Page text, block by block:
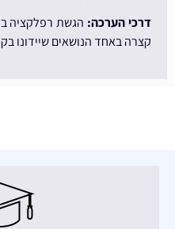
דרכי הערכה: הגשת רפלקציה
קצרה באחד הנושאים שיידונו